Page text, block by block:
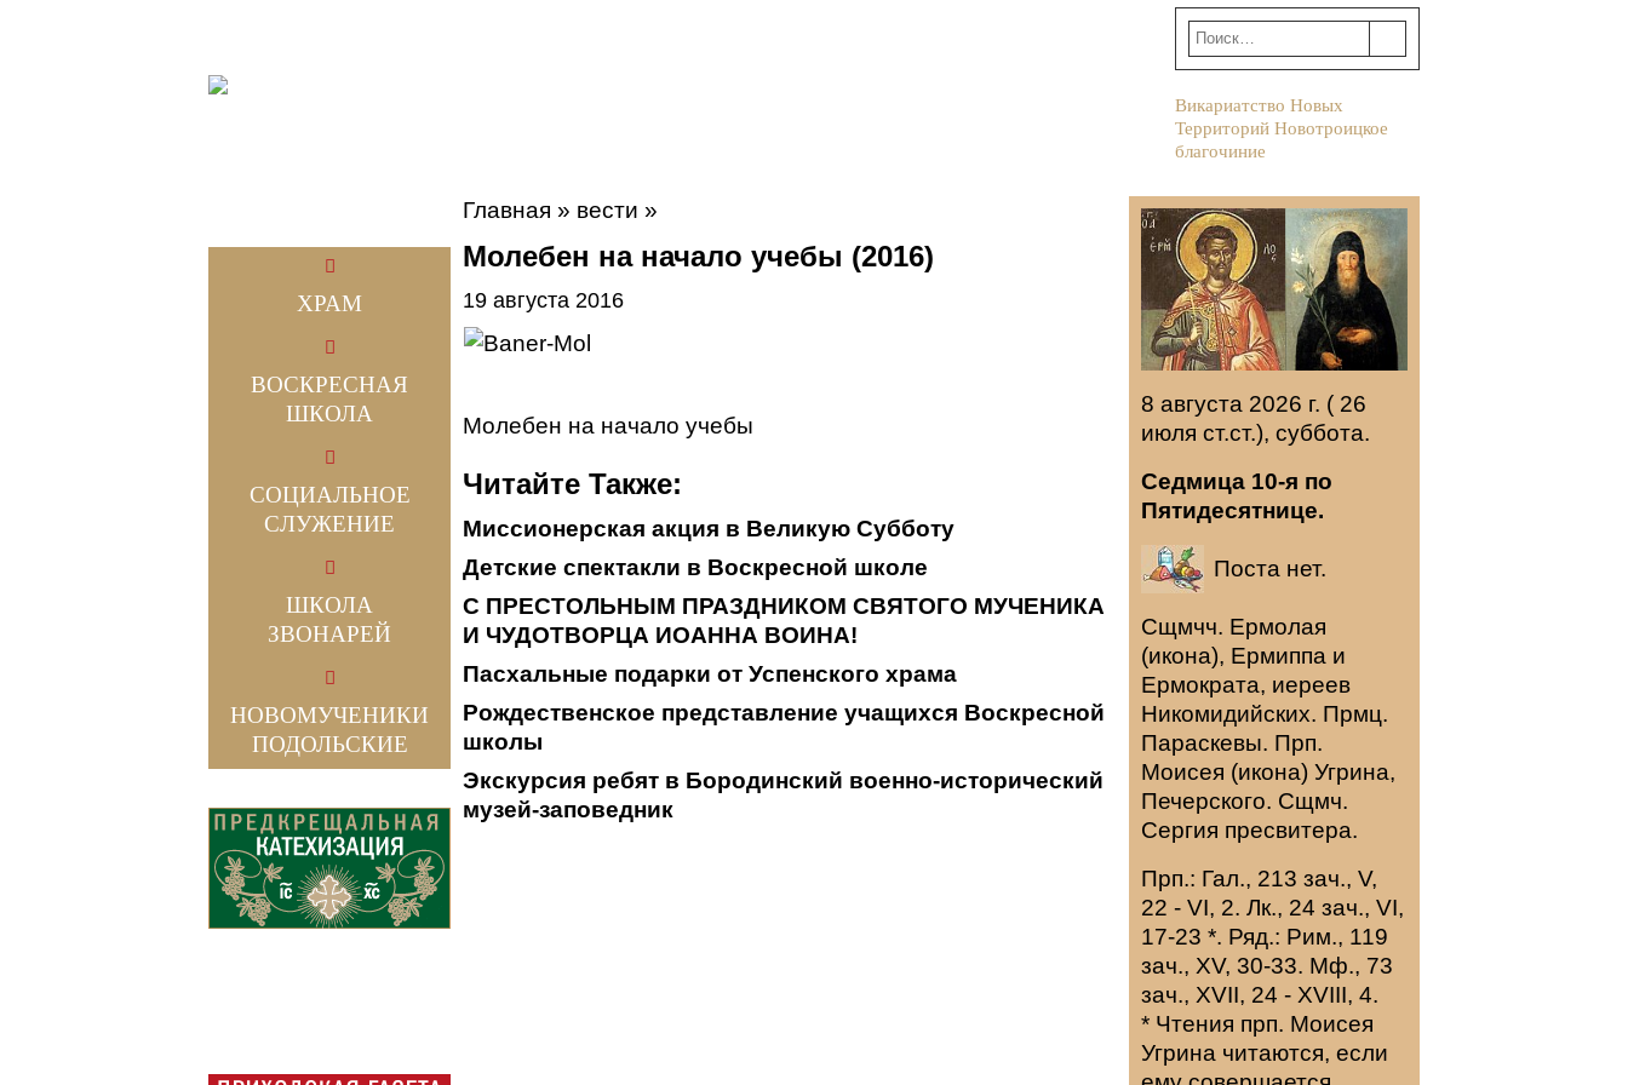
Викариатство Новых
Территорий Новотроицкое
благочиние
ХРАМ
ВОСКРЕСНАЯ
ШКОЛА
СОЦИАЛЬНОЕ
СЛУЖЕНИЕ
ШКОЛА
ЗВОНАРЕЙ
НОВОМУЧЕНИКИ
ПОДОЛЬСКИЕ
Главная » вести »
Молебен на начало учебы (2016)
19 августа 2016
Молебен на начало учебы
Читайте Также:
Миссионерская акция в Великую Субботу
Детские спектакли в Воскресной школе
С ПРЕСТОЛЬНЫМ ПРАЗДНИКОМ СВЯТОГО МУЧЕНИКА
И ЧУДОТВОРЦА ИОАННА ВОИНА!
Пасхальные подарки от Успенского храма
Рождественское представление учащихся Воскресной
школы
Экскурсия ребят в Бородинский военно-исторический
музей-заповедник
8 августа 2026 г. ( 26
июля ст.ст.), суббота.
Седмица 10-я по
Пятидесятнице.
Поста нет.
Сщмчч. Ермолая
(икона), Ермиппа и
Ермократа, иереев
Никомидийских. Прмц.
Параскевы. Прп.
Моисея (икона) Угрина,
Печерского. Сщмч.
Сергия пресвитера.
Прп.: Гал., 213 зач., V,
22 - VI, 2. Лк., 24 зач., VI,
17-23 *. Ряд.: Рим., 119
зач., XV, 30-33. Мф., 73
зач., XVII, 24 - XVIII, 4.
* Чтения прп. Моисея
Угрина читаются, если